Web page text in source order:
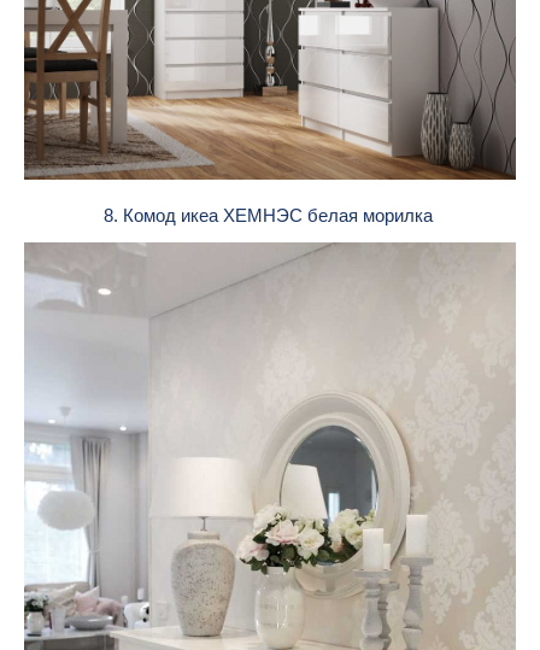
8. Комод икеа ХЕМНЭС белая морилка